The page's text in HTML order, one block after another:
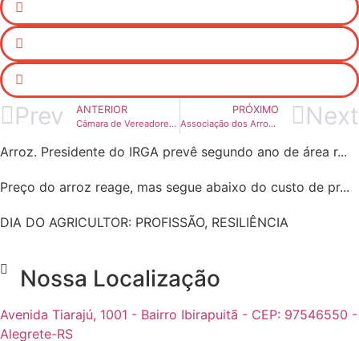
Prev ANTERIOR
Câmara de Vereadores é apresentada ao Projeto Agro Verde Oliva
PRÓXIMO
Associação dos Arrozeiros realiza adesão do Paga Pedra em Quaraí Next
Arroz. Presidente do IRGA prevê segundo ano de área r...
Preço do arroz reage, mas segue abaixo do custo de pr...
DIA DO AGRICULTOR: PROFISSÃO, RESILIÊNCIA
Nossa Localização
Avenida Tiarajú, 1001 - Bairro Ibirapuitã - CEP: 97546550 -
Alegrete-RS